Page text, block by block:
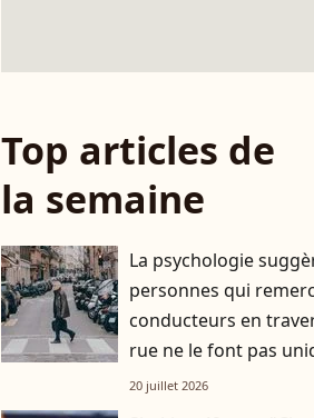
Top articles de
la semaine
La psychologie
personnes qui
conducteurs en
rue ne le font pas
par gratitude
20 juillet 2026